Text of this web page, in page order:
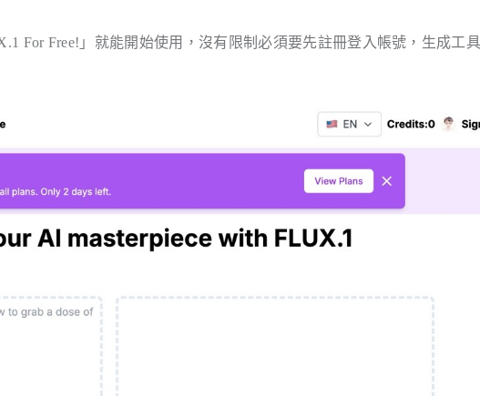
For Free!」就能開始使用，沒有限制必須要先註冊登入帳號，生成工